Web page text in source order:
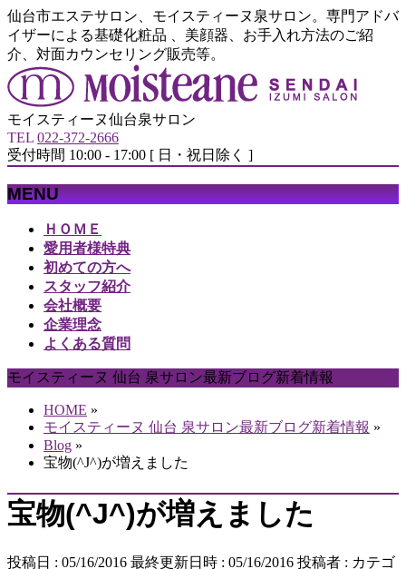
仙台市エステサロン、モイスティーヌ泉サロン。専門アドバ
イザーによる基礎化粧品 、美顔器、お手入れ方法のご紹
介、対面カウンセリング販売等。
モイスティーヌ仙台泉サロン
TEL 022-372-2666
受付時間 10:00 - 17:00 [ 日・祝日除く ]
MENU
ＨＯＭＥ
愛用者様特典
初めての方へ
スタッフ紹介
会社概要
企業理念
よくある質問
モイスティーヌ 仙台 泉サロン最新ブログ新着情報
HOME »
モイスティーヌ 仙台 泉サロン最新ブログ新着情報 »
Blog »
宝物(^J^)が増えました
宝物(^J^)が増えました
投稿日 : 05/16/2016 最終更新日時 : 05/16/2016 投稿者 : カテゴ